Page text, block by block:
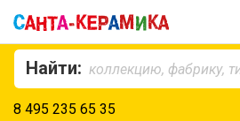
Найти:
8 495 235 65 35